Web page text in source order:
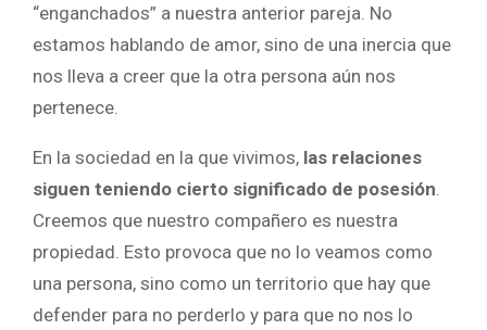
“enganchados” a nuestra anterior pareja. No
estamos hablando de amor, sino de una inercia que
nos lleva a creer que la otra persona aún nos
pertenece.
En la sociedad en la que vivimos, las relaciones
siguen teniendo cierto significado de posesión.
Creemos que nuestro compañero es nuestra
propiedad. Esto provoca que no lo veamos como
una persona, sino como un territorio que hay que
defender para no perderlo y para que no nos lo